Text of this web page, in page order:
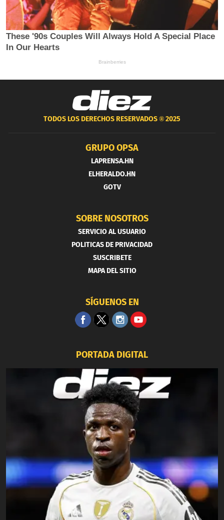
TODOS LOS DERECHOS RESERVADOS ®2025
GRUPO OPSA
LAPRENSA.HN
ELHERALDO.HN
GOTV
SOBRE NOSOTROS
SERVICIO AL USUARIO
POLITICAS DE PRIVACIDAD
SUSCRIBETE
MAPA DEL SITIO
SÍGUENOS EN
PORTADA DIGITAL